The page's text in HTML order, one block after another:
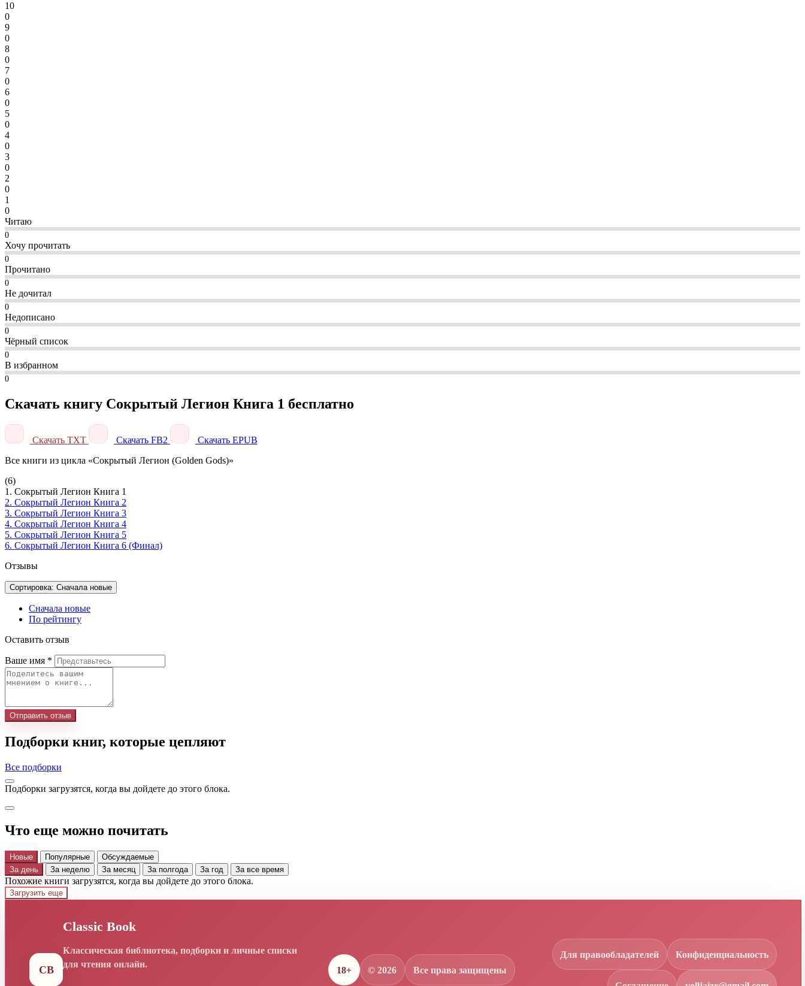
10
0
9
0
8
0
7
0
6
0
5
0
4
0
3
0
2
0
1
0
Читаю
0
Хочу прочитать
0
Прочитано
0
Не дочитал
0
Недописано
0
Чёрный список
0
В избранном
0
Скачать книгу Сокрытый Легион Книга 1 бесплатно
Скачать TXT Скачать FB2
Скачать EPUB
Все книги из цикла «Сокрытый Легион (Golden Gods)»
(6)
1. Сокрытый Легион Книга 1
2. Сокрытый Легион Книга 2
3. Сокрытый Легион Книга 3
4. Сокрытый Легион Книга 4
5. Сокрытый Легион Книга 5
6. Сокрытый Легион Книга 6 (Финал)
Отзывы
Сортировка: Сначала новые
Сначала новые
По рейтингу
Оставить отзыв
Ваше имя *
Отправить отзыв
Подборки книг, которые цепляют
Все подборки
Подборки загрузятся, когда вы дойдете до этого блока.
Что еще можно почитать
Новые Популярные
Обсуждаемые
За день
За неделю За месяц За полгода За год За все время
Похожие книги загрузятся, когда вы дойдете до этого блока.
Загрузить еще
CB
Classic Book
Классическая библиотека, подборки и личные списки
для чтения онлайн.
18+ © 2026 Все права защищены
Для правообладателей Конфиденциальность